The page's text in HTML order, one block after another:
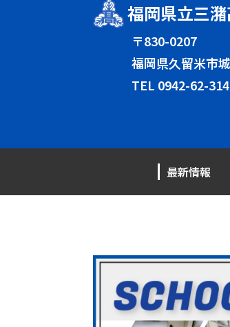
福岡県立三
〒830-0207
福岡県久留米市
TEL 0942-62-
最新情報